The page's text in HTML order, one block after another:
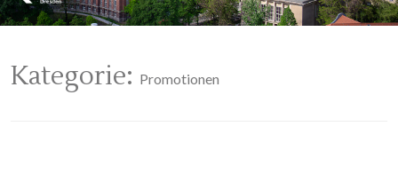
Kategorie: Promotionen